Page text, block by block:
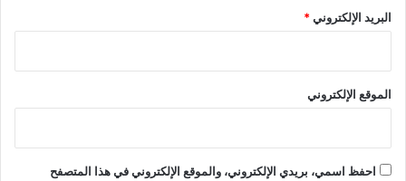
البريد الإلكتروني*
الموقع الإلكتروني
احفظ اسمي، بريدي الإلكتروني، والموقع الإلكتروني في هذا المتصفح